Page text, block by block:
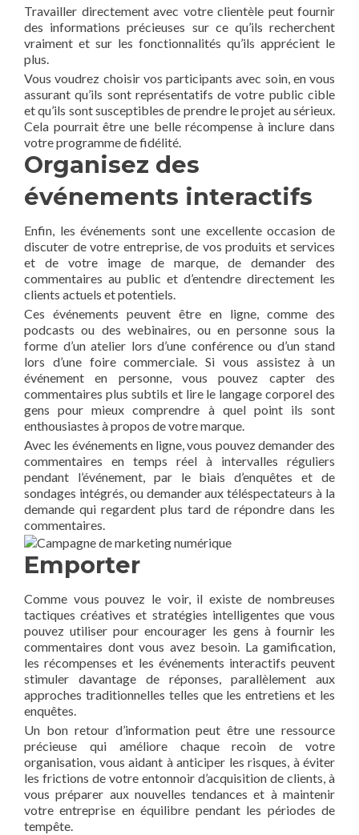
Travailler directement avec votre clientèle peut fournir
des informations précieuses sur ce qu’ils recherchent
vraiment et sur les fonctionnalités qu’ils apprécient le
plus.
Vous voudrez choisir vos participants avec soin, en vous
assurant qu’ils sont représentatifs de votre public cible
et qu’ils sont susceptibles de prendre le projet au sérieux.
Cela pourrait être une belle récompense à inclure dans
votre programme de fidélité.
Organisez des
événements interactifs
Enfin, les événements sont une excellente occasion de
discuter de votre entreprise, de vos produits et services
et de votre image de marque, de demander des
commentaires au public et d’entendre directement les
clients actuels et potentiels.
Ces événements peuvent être en ligne, comme des
podcasts ou des webinaires, ou en personne sous la
forme d’un atelier lors d’une conférence ou d’un stand
lors d’une foire commerciale. Si vous assistez à un
événement en personne, vous pouvez capter des
commentaires plus subtils et lire le langage corporel des
gens pour mieux comprendre à quel point ils sont
enthousiastes à propos de votre marque.
Avec les événements en ligne, vous pouvez demander des
commentaires en temps réel à intervalles réguliers
pendant l’événement, par le biais d’enquêtes et de
sondages intégrés, ou demander aux téléspectateurs à la
demande qui regardent plus tard de répondre dans les
commentaires.
Emporter
Comme vous pouvez le voir, il existe de nombreuses
tactiques créatives et stratégies intelligentes que vous
pouvez utiliser pour encourager les gens à fournir les
commentaires dont vous avez besoin. La gamification,
les récompenses et les événements interactifs peuvent
stimuler davantage de réponses, parallèlement aux
approches traditionnelles telles que les entretiens et les
enquêtes.
Un bon retour d’information peut être une ressource
précieuse qui améliore chaque recoin de votre
organisation, vous aidant à anticiper les risques, à éviter
les frictions de votre entonnoir d’acquisition de clients, à
vous préparer aux nouvelles tendances et à maintenir
votre entreprise en équilibre pendant les périodes de
tempête.